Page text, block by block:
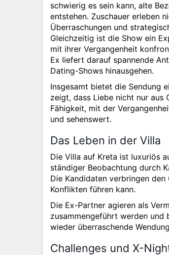
schwierig es sein kann, alte
entstehen. Zuschauer erleben
Überraschungen und
Gleichzeitig ist die Show ein
mit ihrer Vergangenheit
Ex liefert darauf spannende
Dating-Shows hinausgehen.
Insgesamt bietet die Sendung
zeigt, dass Liebe nicht nur aus
Fähigkeit, mit der
und sehenswert.
Das Leben in der Villa
Die Villa auf Kreta ist luxuriös
ständiger Beobachtung durch
Die Kandidaten verbringen
Konflikten führen kann.
Die Ex-Partner agieren als
zusammengeführt werden und
wieder überraschende
Challenges und X-